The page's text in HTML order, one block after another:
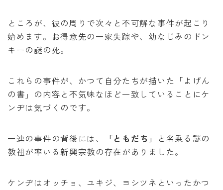
ところが、彼の周りで次々と不可解な事件が起こり
始めます。お得意先の一家失踪や、幼なじみのドン
キーの謎の死。
これらの事件が、かつて自分たちが描いた「よげん
の書」の内容と不気味なほど一致していることにケ
ンヂは気づくのです。
一連の事件の背後には、 「ともだち」
と名乗る謎の
教祖が率いる新興宗教の存在がありました。
ケンヂはオッチョ、ユキジ、ヨシツネといったかつ